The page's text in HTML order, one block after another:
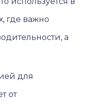
где важно
а
для
от